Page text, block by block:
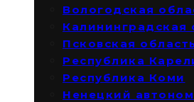
Вологодская
Калининградская
Псковская
Республика
Республика Коми
Ненецкий